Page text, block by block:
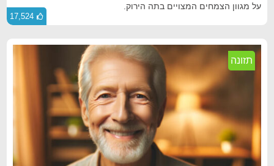
על מגוון הצמחים המצויים בתה הירוק.
17,524
תזונה